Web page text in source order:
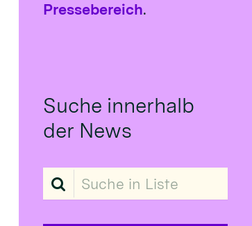
Pressebereich.
Suche innerhalb
der News
Suche in Liste